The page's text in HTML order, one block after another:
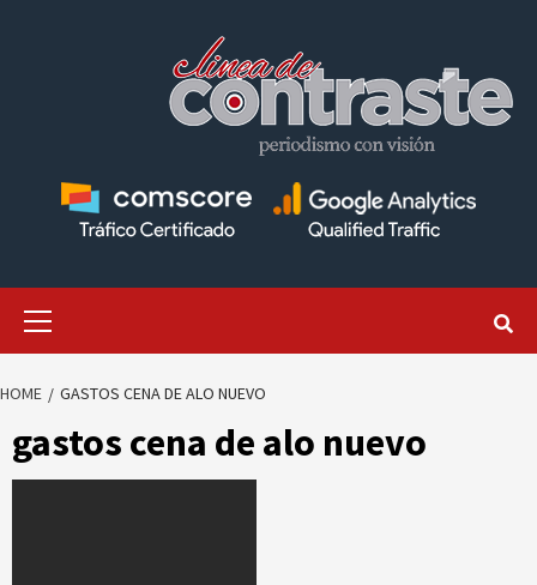
HOME GASTOS CENA DE ALO NUEVO
gastos cena de alo nuevo